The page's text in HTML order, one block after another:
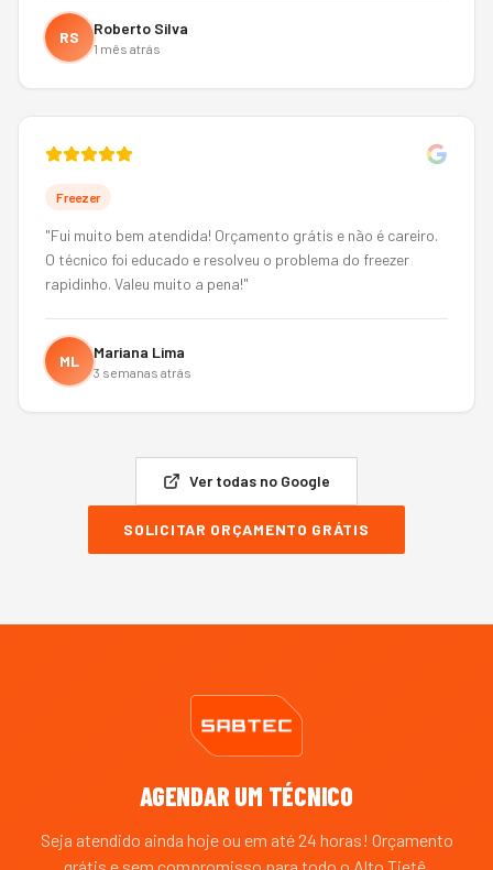
RS Roberto Silva
1 mês atrás
Freezer
"Fui muito bem atendida! Orçamento grátis e não é careiro.
O técnico foi educado e resolveu o problema do freezer
rapidinho. Valeu muito a pena!"
ML Mariana Lima
3 semanas atrás
Ver todas no Google
SOLICITAR ORÇAMENTO GRÁTIS
AGENDAR UM TÉCNICO
Seja atendido ainda hoje ou em até 24 horas! Orçamento